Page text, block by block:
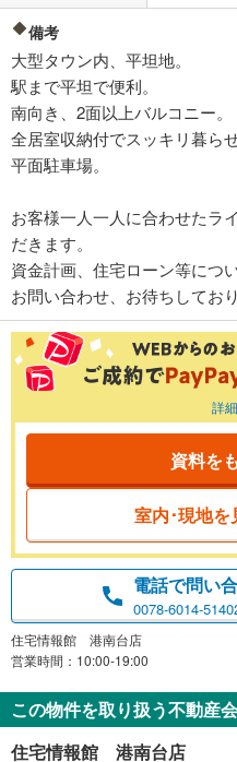
備考
大型タウン内、平坦地。
駅まで平坦で便利。
南向き、2面以上バルコニー。
全居室収納付でスッキリ暮らせ
平面駐車場。
お客様一人一人に合わせたラ
だきます。
資金計画、住宅ローン等につ
お問い合わせ、お待ちしており
詳
資料を
室内･現地を
電話で問い
0078-6014-
住宅情報館 港南台店
営業時間：10:00-19:00
この物件を取り扱う不動産
住宅情報館 港南台店